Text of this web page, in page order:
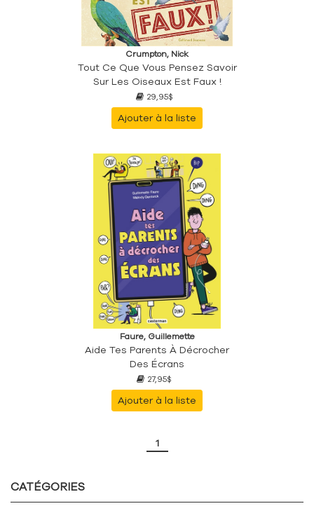
CATÉGORIES
Crumpton, Nick
Tout Ce Que Vous Pensez Savoir
Sur Les Oiseaux Est Faux !
29,95$
Ajouter à la liste
Faure, Guillemette
Aide Tes Parents À Décrocher
Des Écrans
27,95$
Ajouter à la liste
1